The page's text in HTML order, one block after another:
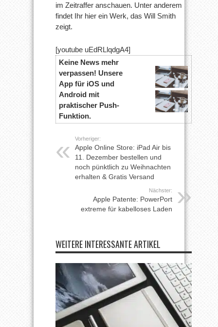
im Zeitraffer anschauen. Unter anderem
findet Ihr hier ein Werk, das Will Smith
zeigt.
[youtube uEdRLlqdgA4]
Keine News mehr
verpassen! Unsere
App für iOS und
Android mit
praktischer Push-
Funktion.
Vorheriger:
Apple Online Store: iPad Air bis
11. Dezember bestellen und
noch pünktlich zu Weihnachten
erhalten & Gratis Versand
Nächster:
Apple Patente: PowerPort
extreme für kabelloses Laden
WEITERE INTERESSANTE ARTIKEL